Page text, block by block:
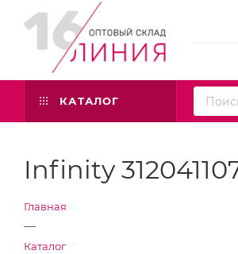
КАТАЛОГ
Infinity
Главная
—
Каталог